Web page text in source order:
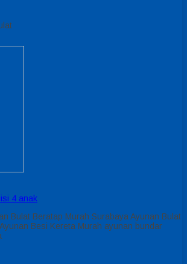
4 anak
Bulat Beratap Murah Surabaya Ayunan Bulat
Besi Kereta Murah ayunan bundar